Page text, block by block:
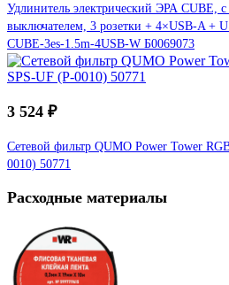
Удлинитель электрический ЭРА CUBE, с
выключателем, 3 розетки + 4×USB-A +
CUBE-3es-1.5m-4USB-W Б0069073
3 524 ₽
Сетевой фильтр QUMO Power Tower
0010) 50771
Расходные материалы